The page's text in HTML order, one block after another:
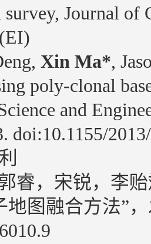
survey, Journal of
Xin Ma*,
poly-clonal
and
doi:10.1155/
睿，宋锐，李
地图融合方法”